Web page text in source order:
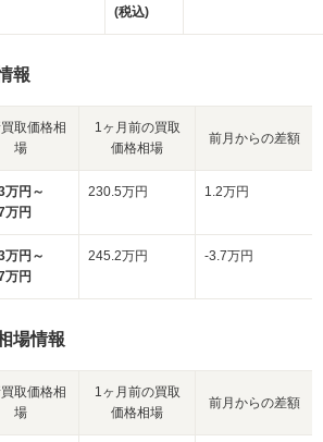
(税込)
報
取価格相
場
1ヶ月前の買取
価格相場
前月からの差額
万円～
万円
230.5万円 1.2万円
万円～
万円
245.2万円 -3.7万円
場情報
取価格相
場
1ヶ月前の買取
価格相場
前月からの差額